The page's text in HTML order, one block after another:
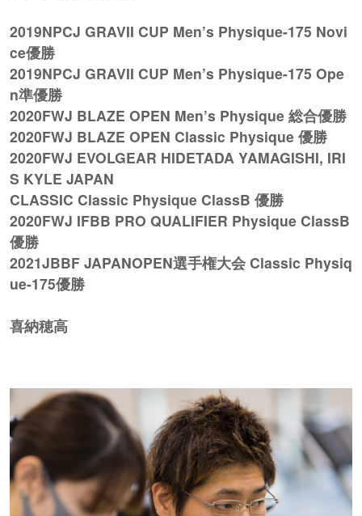
2019NPCJ GRAVII CUP Men’s Physique-175 Novi
ce優勝
2019NPCJ GRAVII CUP Men’s Physique-175 Ope
n準優勝
2020FWJ BLAZE OPEN Men’s Physique 総合優勝
2020FWJ BLAZE OPEN Classic Physique 優勝
2020FWJ EVOLGEAR HIDETADA YAMAGISHI, IRI
S KYLE JAPAN
CLASSIC Classic Physique ClassB 優勝
2020FWJ IFBB PRO QUALIFIER Physique ClassB
優勝
2021JBBF JAPANOPEN選手権大会 Classic Physiq
ue-175優勝
喜納穂高